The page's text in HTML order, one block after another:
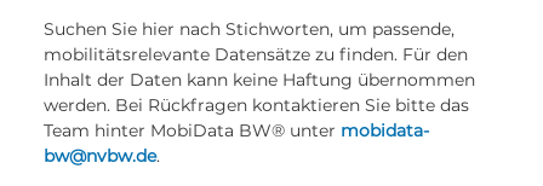
Suchen Sie hier nach Stichworten, um passende,
mobilitätsrelevante Datensätze zu finden. Für den
Inhalt der Daten kann keine Haftung übernommen
werden. Bei Rückfragen kontaktieren Sie bitte das
Team hinter MobiData BW® unter mobidata-
bw@nvbw.de.